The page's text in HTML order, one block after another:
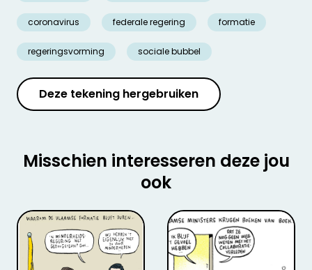
coronavirus federale regering formatie
regeringsvorming sociale bubbel
Deze tekening hergebruiken
Misschien interesseren deze jou
ook